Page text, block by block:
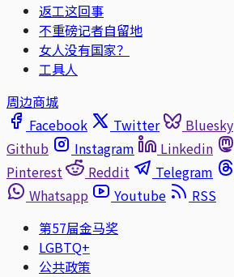
返工这回事
不重磅记者自留地
女人没有国家？
工具人
周边商城
Facebook
Twitter Bluesky
Github
Instagram Linkedin
Pinterest
Reddit Telegram
Whatsapp
Youtube
RSS
第57屇金马奖
LGBTQ+
公共政策